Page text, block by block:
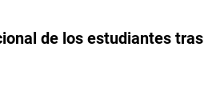
de los estudiantes tras